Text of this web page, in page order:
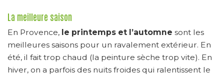
La meilleure saison
En Provence, le printemps et l’automne sont les
meilleures saisons pour un ravalement extérieur. En
été, il fait trop chaud (la peinture sèche trop vite). En
hiver, on a parfois des nuits froides qui ralentissent le